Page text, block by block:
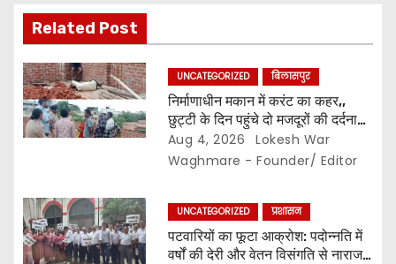
a
t
i
o
Related Post
UNCATEGORIZED बिलासपुर
निर्माणाधीन मकान में करंट का कहर,,
छुट्टी के दिन पहुंचे दो मजदूरों की दर्दनाक
मौत,, सुरक्षा इंतजामों पर उठे सवाल…
Aug 4, 2026
Lokesh War
Waghmare - Founder/ Editor
UNCATEGORIZED प्रशासन
पटवारियों का फूटा आक्रोश: पदोन्नति में
वर्षों की देरी और वेतन विसंगति से नाराज,,